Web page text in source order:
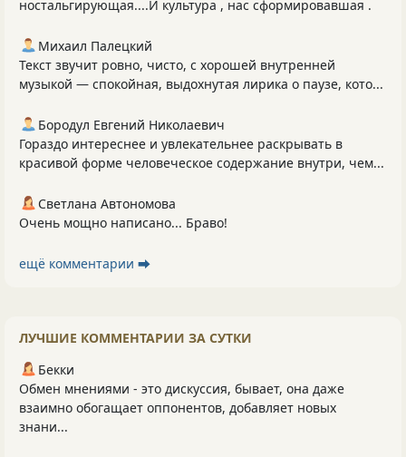
ностальгирующая....И культура , нас сформировавшая .
Михаил Палецкий
Текст звучит ровно, чисто, с хорошей внутренней
музыкой — спокойная, выдохнутая лирика о паузе, кото...
Бородул Евгений Николаевич
Гораздо интереснее и увлекательнее раскрывать в
красивой форме человеческое содержание внутри, чем...
Светлана Автономова
Очень мощно написано... Браво!
ещё комментарии ⮕
ЛУЧШИЕ КОММЕНТАРИИ ЗА СУТКИ
Бекки
Обмен мнениями - это дискуссия, бывает, она даже
взаимно обогащает оппонентов, добавляет новых
знани...